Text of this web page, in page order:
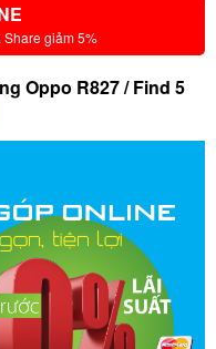
giảm 5%
Oppo R827 / Find 5